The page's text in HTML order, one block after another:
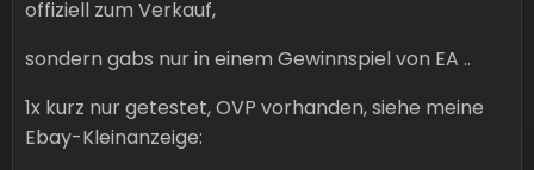
offiziell zum Verkauf,
sondern gabs nur in einem Gewinnspiel von EA ..
1x kurz nur getestet, OVP vorhanden, siehe meine
Ebay-Kleinanzeige: